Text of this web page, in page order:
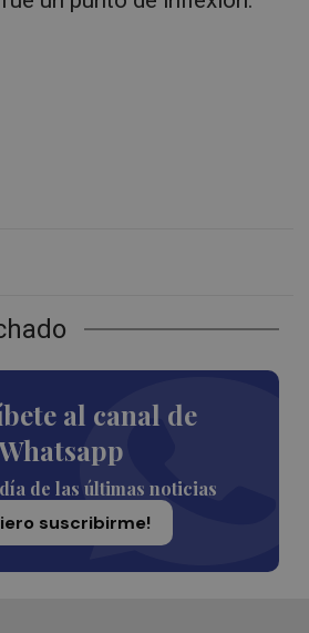
al canal de
de las últimas noticias
suscribirme!